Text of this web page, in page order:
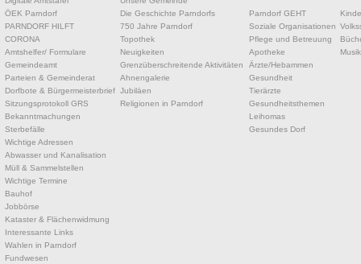
ÖEK Parndorf
PARNDORF HILFT
CORONA
Amtshelfer/ Formulare
Gemeindeamt
Parteien & Gemeinderat
Dorfbote & Bürgermeisterbrief
Sitzungsprotokoll GRS
Bekanntmachungen
Sterbefälle
Wichtige Adressen
Abwasser und Kanalisation
Müll & Sammelstellen
Wichtige Termine
Bauhof
Jobbörse
Kataster & Flächenwidmung
Interessante Links
Wahlen in Parndorf
Fundwesen
Die Geschichte Parndorfs
750 Jahre Parndorf
Topothek
Neuigkeiten
Grenzüberschreitende Aktivitäten
Ahnengalerie
Jubiläen
Religionen in Parndorf
Parndorf GEHT
Soziale Organisationen
Pflege und Betreuung
Apotheke
Ärzte/Hebammen
Gesundheit
Tierärzte
Gesundheitsthemen
Leihomas
Gesundes Dorf